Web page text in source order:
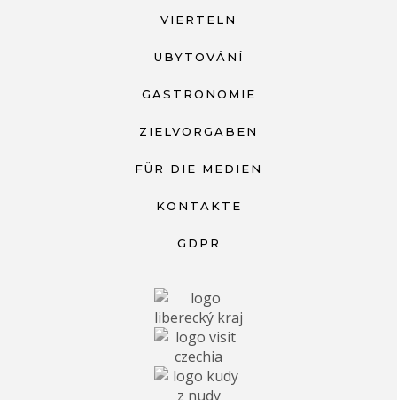
VIERTELN
UBYTOVÁNÍ
GASTRONOMIE
ZIELVORGABEN
FÜR DIE MEDIEN
KONTAKTE
GDPR